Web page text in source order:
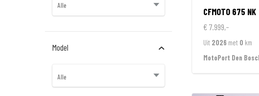
Model
CFMOTO 675 NK
€ 7.999,-
Uit 2026 met 0 km
MotoPort Den